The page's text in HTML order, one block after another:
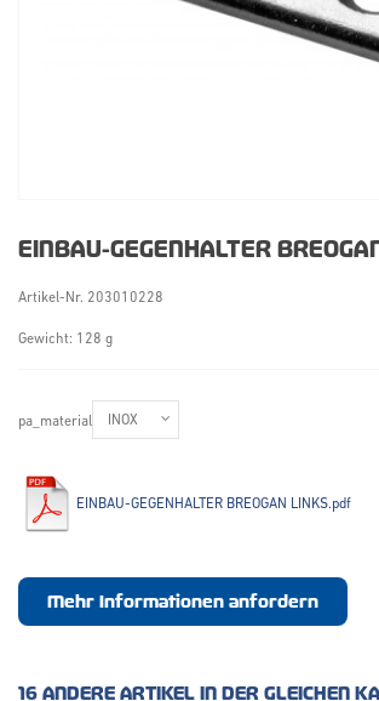
EINBAU-GEGENHALTER
Artikel-Nr. 203010228
Gewicht: 128 g
pa_material
EINBAU-GEGENHALTER BREOGAN LINKS.pdf
Mehr Informationen anfordern
16 ANDERE ARTIKEL IN DER GLEICHEN